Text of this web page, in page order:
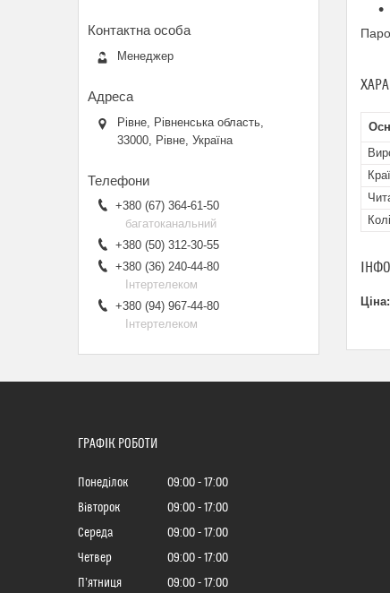
Ціна:
Менеджер
Рівне, Рівненська область,
33000, Рівне, Україна
+380 (67) 364-61-50
багатоканальний
+380 (50) 312-30-55
+380 (36) 240-44-80
Інтертелеком
+380 (94) 967-44-80
Інтертелеком
ГРАФІК РОБОТИ
Понеділок 09:00
17:00
Вівторок
09:00
17:00
Середа
09:00
17:00
Четвер
09:00
17:00
Пʼятниця
09:00 17:00